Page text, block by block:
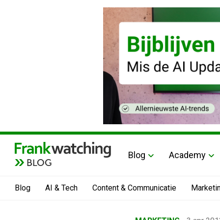
BLOG
Blog Academy
Blog AI & Tech Content & Communicatie